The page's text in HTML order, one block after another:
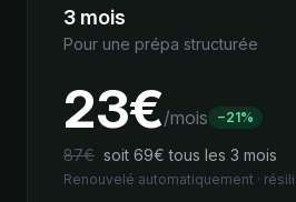
3 mois
Pour une prépa structurée
23€/mois −21%
87€ soit 69€ tous les 3 mois
Renouvelé automatiquement ·